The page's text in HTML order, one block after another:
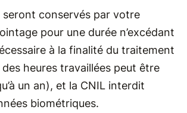
seront conservés par votre
pour une durée n’excédant
à la finalité du traitement
heures travaillées peut être
un an), et la CNIL interdit
biométriques.